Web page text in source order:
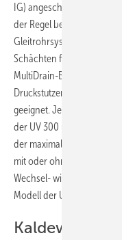
IG) angeschlossen
der Regel bei der
Gleitrohrsystem GR 50,
Schächten findet die
MultiDrain-Baureihe UV
Druckstutzen (1½" IG) und
geeignet. Jeweils drei
der UV 300 und UV 600
der maximale
mit oder ohne Schwimmer
Wechsel- wie auch in
Modell der UV-600-Serie,
Kaldewei